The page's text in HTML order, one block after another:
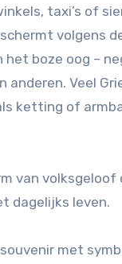
taxi’s of
volgens
boze oog –
anderen. Veel
ketting of
van volksgeloof
dagelijks leven.
met